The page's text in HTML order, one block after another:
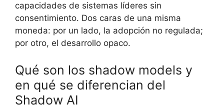
capacidades de sistemas líderes sin
consentimiento. Dos caras de una misma
moneda: por un lado, la adopción no regulada;
por otro, el desarrollo opaco.
Qué son los shadow models y
en qué se diferencian del
Shadow AI